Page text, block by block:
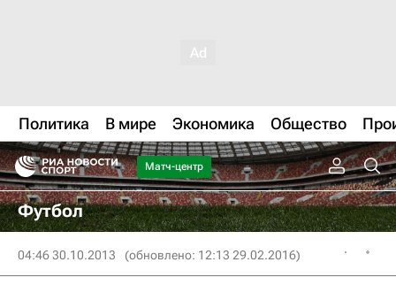
Политика В мире Экономика Общество
Матч-центр
Футбол
04:46 30.10.2013 (обновлено: 12:13 29.02.2016)